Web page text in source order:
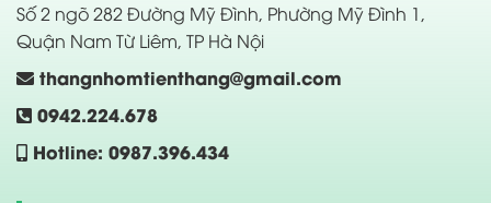
Số 2 ngõ 282 Đường Mỹ Đình, Phường Mỹ Đình 1,
Quận Nam Từ Liêm, TP Hà Nội
thangnhomtienthang@gmail.com
0942.224.678
Hotline: 0987.396.434